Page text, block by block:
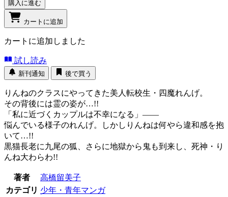
購入に進む
カートに追加
カートに追加しました
試し読み
新刊通知 後で買う
りんねのクラスにやってきた美人転校生・四魔れんげ。
その背後には霊の姿が…!!
「私に近づくカップルは不幸になる」――
悩んでいる様子のれんげ。しかしりんねは何やら違和感を抱
いて…!!
黒猫長老に九尾の狐、さらに地獄から鬼も到来し、死神・り
んね大わらわ!!
著者
高橋留美子
カテゴリ 少年・青年マンガ